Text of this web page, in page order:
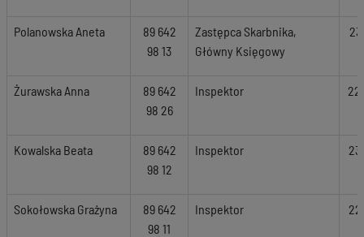
Polanowska Aneta
89 642
98 13
Zastępca Skarbnika,
Główny Księgowy
Żurawska Anna
89 642
98 26
Inspektor
Kowalska Beata
89 642
98 12
Inspektor
Sokołowska Grażyna
89 642
98 11
Inspektor